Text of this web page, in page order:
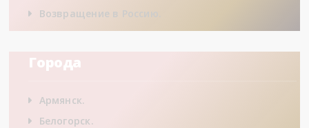
Возвращение в Россию.
Города
Армянск.
Белогорск.